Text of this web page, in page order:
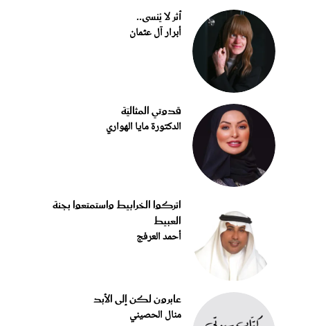
أثر لا يُنسى..
أبرار آل عثمان
قدوتي المثاليّة
الدكتورة مايا الهواري
اتركوا الخرابيط واستمتعوا بجنة
العبيط
أحمد العرفج
عابرون لكن إلى الأبد
منال الحصيني